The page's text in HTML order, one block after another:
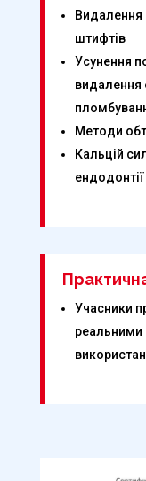
Видалення
штифтів
Усунення
видалення
Методи
Кальцій
ендодонтії
Учасники
реальними